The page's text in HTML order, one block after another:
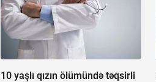
10 yaşlı qızın ölümündə təqsirli